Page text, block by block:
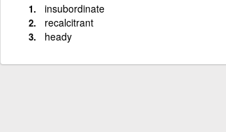
insubordinate
recalcitrant
heady